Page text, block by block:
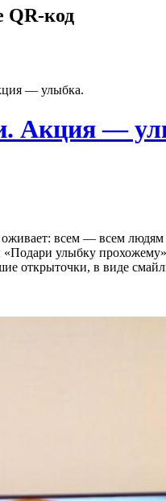
QR-код
— улыбка.
Акция —
всем — всем людям
«Подари улыбку
открыточки, в виде